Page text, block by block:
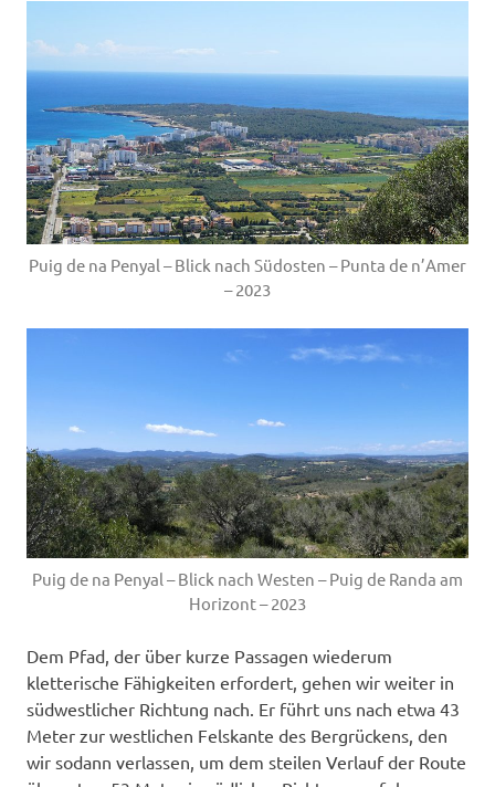
Puig de na Penyal – Blick nach Südosten – Punta de n’Amer
– 2023
Puig de na Penyal – Blick nach Westen – Puig de Randa am
Horizont – 2023
Dem Pfad, der über kurze Passagen wiederum
kletterische Fähigkeiten erfordert, gehen wir weiter in
südwestlicher Richtung nach. Er führt uns nach etwa 43
Meter zur westlichen Felskante des Bergrückens, den
wir sodann verlassen, um dem steilen Verlauf der Route